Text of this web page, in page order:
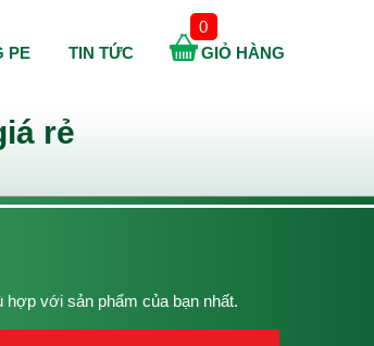
rẻ
hợp với sản phẩm của bạn nhất.
PE TIN TỨC GIỎ HÀNG
0